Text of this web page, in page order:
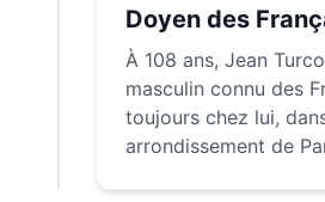
Doyen des
À 108 ans, Jean
masculin connu des
toujours chez lui,
arrondissement de